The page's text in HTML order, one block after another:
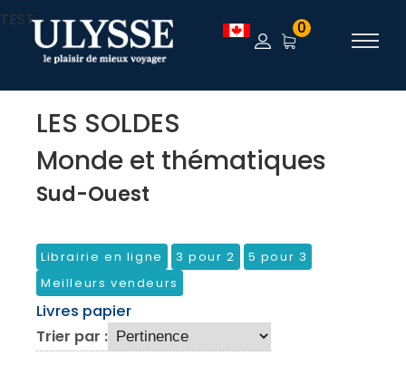
TEST 0
LES SOLDES
Monde et thématiques
Sud-Ouest
Librairie en ligne 3 pour 2
5 pour 3
Meilleurs vendeurs
Livres papier
Trier par :